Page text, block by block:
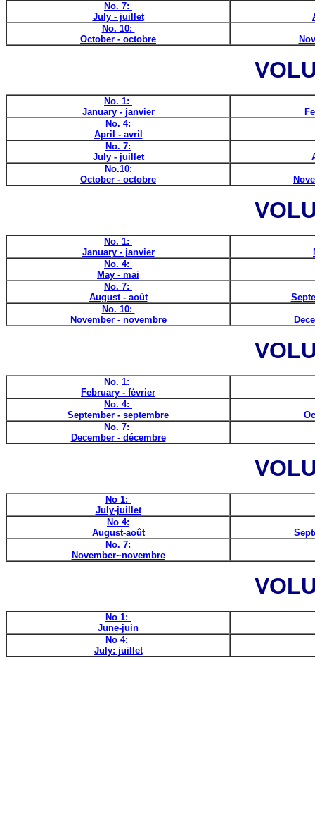
No. 7:
July - juillet
No. 10:
October - octobre
No. 1:
January - janvier
No. 4:
April - avril
No. 7:
July - juillet
No.10:
October - octobre
No. 1:
January - janvier
No. 4:
May - mai
No. 7:
August - août
No. 10:
November - novembre
No. 1:
February - février
No. 4:
September - septembre
No. 7:
December - décembre
No 1:
July-juillet
No 4:
August-août
No. 7:
November~novembre
No 1:
June-juin
No 4:
July: juillet